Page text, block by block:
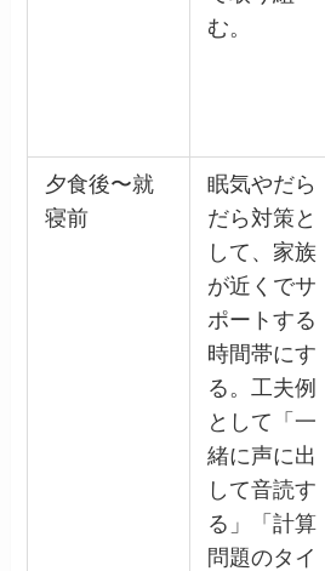
む。
夕食後〜就
寝前
眠気やだら
だら対策と
して、家族
が近くでサ
ポートする
時間帯にす
る。工夫例
として「一
緒に声に出
して音読す
る」「計算
問題のタイ